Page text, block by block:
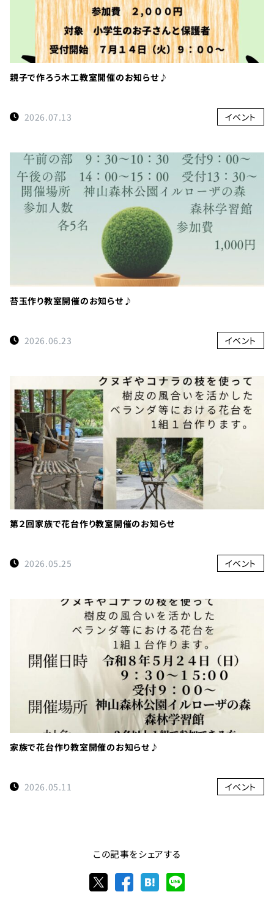
親子で作ろう木工教室開催のお知らせ♪
2026.07.13 イベント
苔玉作り教室開催のお知らせ♪
2026.06.23 イベント
第２回家族で花台作り教室開催のお知らせ
2026.05.25 イベント
家族で花台作り教室開催のお知らせ♪
2026.05.11 イベント
この記事をシェアする